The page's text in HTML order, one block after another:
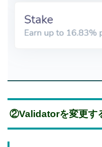
②Validatorを変更す